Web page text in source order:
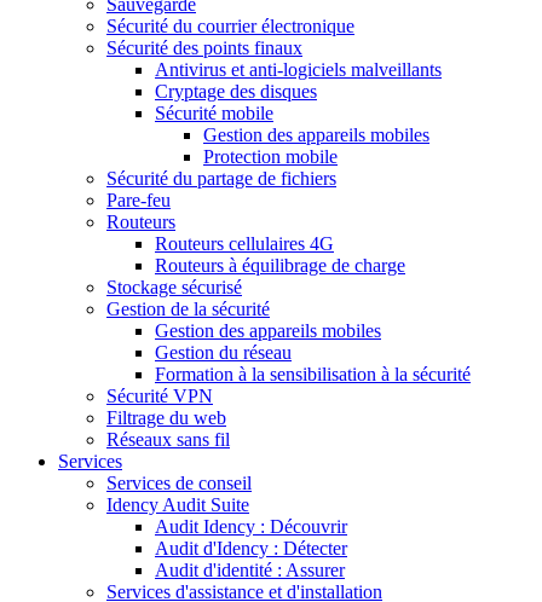
Sauvegarde
Sécurité du courrier électronique
Sécurité des points finaux
Antivirus et anti-logiciels malveillants
Cryptage des disques
Sécurité mobile
Gestion des appareils mobiles
Protection mobile
Sécurité du partage de fichiers
Pare-feu
Routeurs
Routeurs cellulaires 4G
Routeurs à équilibrage de charge
Stockage sécurisé
Gestion de la sécurité
Gestion des appareils mobiles
Gestion du réseau
Formation à la sensibilisation à la sécurité
Sécurité VPN
Filtrage du web
Réseaux sans fil
Services
Services de conseil
Idency Audit Suite
Audit Idency : Découvrir
Audit d'Idency : Détecter
Audit d'identité : Assurer
Services d'assistance et d'installation